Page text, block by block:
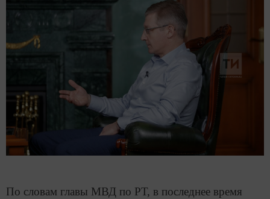
По словам главы МВД по РТ, в последнее время